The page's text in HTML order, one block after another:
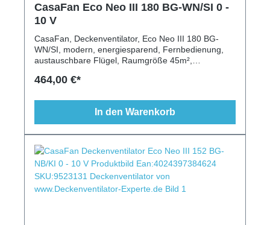
CasaFan Eco Neo III 180 BG-WN/SI 0 -
10 V
CasaFan, Deckenventilator, Eco Neo III 180 BG-
WN/SI, modern, energiesparend, Fernbedienung,
austauschbare Flügel, Raumgröße 45m²,
Schnittstelle
464,00 €*
In den Warenkorb